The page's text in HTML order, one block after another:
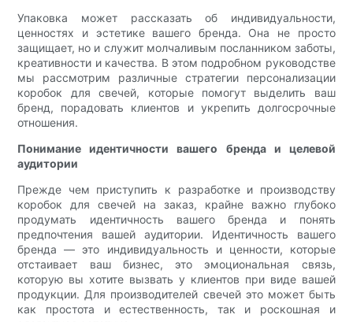
Упаковка может рассказать об индивидуальности,
ценностях и эстетике вашего бренда. Она не просто
защищает, но и служит молчаливым посланником заботы,
креативности и качества. В этом подробном руководстве
мы рассмотрим различные стратегии персонализации
коробок для свечей, которые помогут выделить ваш
бренд, порадовать клиентов и укрепить долгосрочные
отношения.
Понимание идентичности вашего бренда и целевой
аудитории
Прежде чем приступить к разработке и производству
коробок для свечей на заказ, крайне важно глубоко
продумать идентичность вашего бренда и понять
предпочтения вашей аудитории. Идентичность вашего
бренда — это индивидуальность и ценности, которые
отстаивает ваш бизнес, это эмоциональная связь,
которую вы хотите вызвать у клиентов при виде вашей
продукции. Для производителей свечей это может быть
как простота и естественность, так и роскошная и